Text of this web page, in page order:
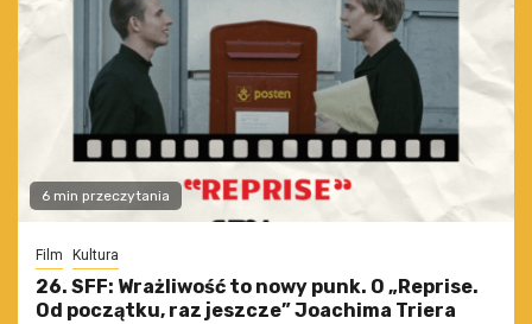
6 min przeczytania
Film Kultura
26. SFF: Wrażliwość to nowy punk. O „Reprise.
Od początku, raz jeszcze” Joachima Triera